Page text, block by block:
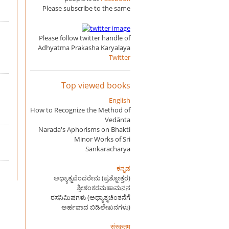
Please subscribe to the same
Please follow twitter handle of
Adhyatma Prakasha Karyalaya
Twitter
Top viewed books
English
How to Recognize the Method of
Vedānta
Narada's Aphorisms on Bhakti
Minor Works of Sri
Sankaracharya
ಕನ್ನಡ
ಅಧ್ಯಾತ್ಮವೆಂದರೇನು (ಪ್ರಶ್ನೋತ್ತರ)
ಶ್ರೀಶಂಕರಮಹಾಮನನ
ರಸನಿಮಿಷಗಳು (ಅಧ್ಯಾತ್ಮಚಿಂತನೆಗೆ
ಅರ್ಹವಾದ ಬಿಡಿಲೇಖನಗಳು)
संस्कृतम्